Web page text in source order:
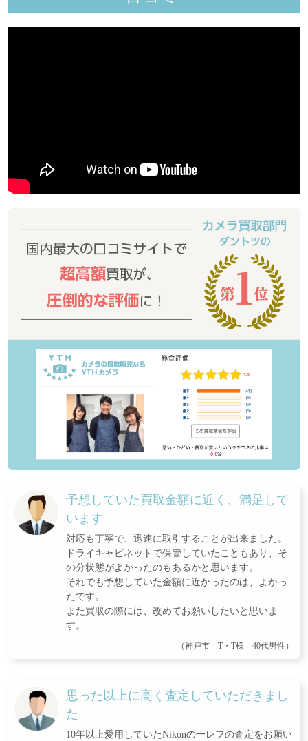
予想していた買取金額に近く、満足して
います
対応も丁寧で、迅速に取引することが出来ました。
ドライキャビネットで保管していたこともあり、そ
の分状態がよかったのもあるかと思います。
それでも予想していた金額に近かったのは、よかっ
たです。
また買取の際には、改めてお願いしたいと思いま
す。
（神戸市 T・T様 40代男性）
思った以上に高く査定していただきまし
た
10年以上愛用していたNikonの一レフの査定をお願い